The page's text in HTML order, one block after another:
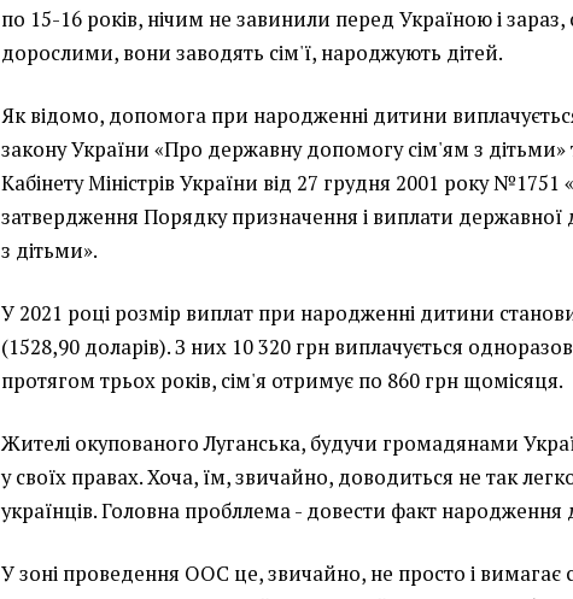
по 15-16 років, нічим не завинили перед Україною і
дорослими, вони заводять сім'ї, народжують дітей.
Як відомо, допомога при народженні дитини
закону України «Про державну допомогу сім'ям з
Кабінету Міністрів України від 27 грудня 2001 року №1751
затвердження Порядку призначення і виплати
з дітьми».
У 2021 році розмір виплат при народженні дитини
(1528,90 доларів). З них 10 320 грн виплачується
протягом трьох років, сім'я отримує по 860 грн щомісяця.
Жителі окупованого Луганська, будучи громадянами
у своїх правах. Хоча, їм, звичайно, доводиться не так
українців. Головна пробллема - довести факт народження
У зоні проведення ООС це, звичайно, не просто і вимагає